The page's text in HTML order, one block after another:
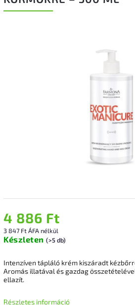
4 886 Ft
3 847 Ft ÁFA nélkül
Készleten (>5 db)
Intenzíven tápláló krém kiszáradt
Aromás illatával és gazdag
ellazít.
Részletes információ